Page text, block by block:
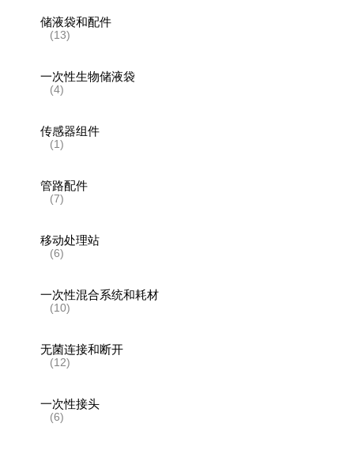
储液袋和配件
(13)
一次性生物储液袋
(4)
传感器组件
(1)
管路配件
(7)
移动处理站
(6)
一次性混合系统和耗材
(10)
无菌连接和断开
(12)
一次性接头
(6)